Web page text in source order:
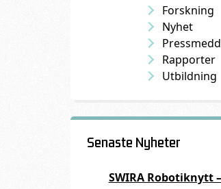
Forskning
Nyhet
Rapporter
Utbildning
Senaste Nyheter
SWIRA Robotiknytt